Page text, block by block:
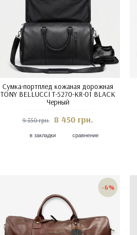
Сумка-портплед кожаная дорожная
TONY BELLUCCI T-5270-KR-01 BLACK
Черный
9 350 грн. 8 450 грн.
в закладки сравнение
-6%